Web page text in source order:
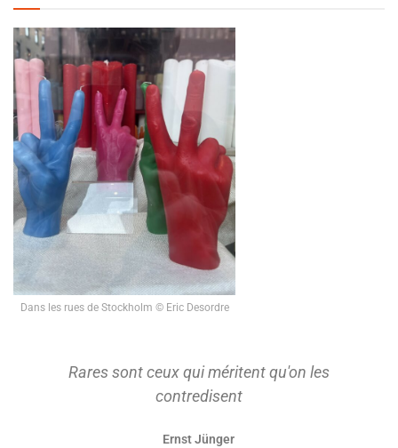
Dans les rues de Stockholm © Eric Desordre
Rares sont ceux qui méritent qu'on les
contredisent
Ernst Jünger